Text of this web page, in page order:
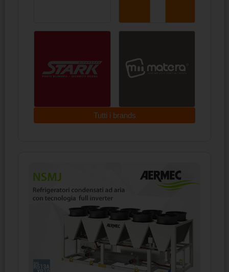
Tutti i brands